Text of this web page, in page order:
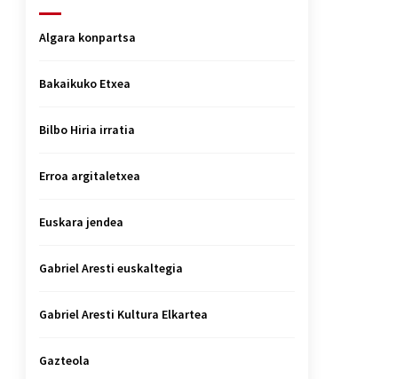
Algara konpartsa
Bakaikuko Etxea
Bilbo Hiria irratia
Erroa argitaletxea
Euskara jendea
Gabriel Aresti euskaltegia
Gabriel Aresti Kultura Elkartea
Gazteola